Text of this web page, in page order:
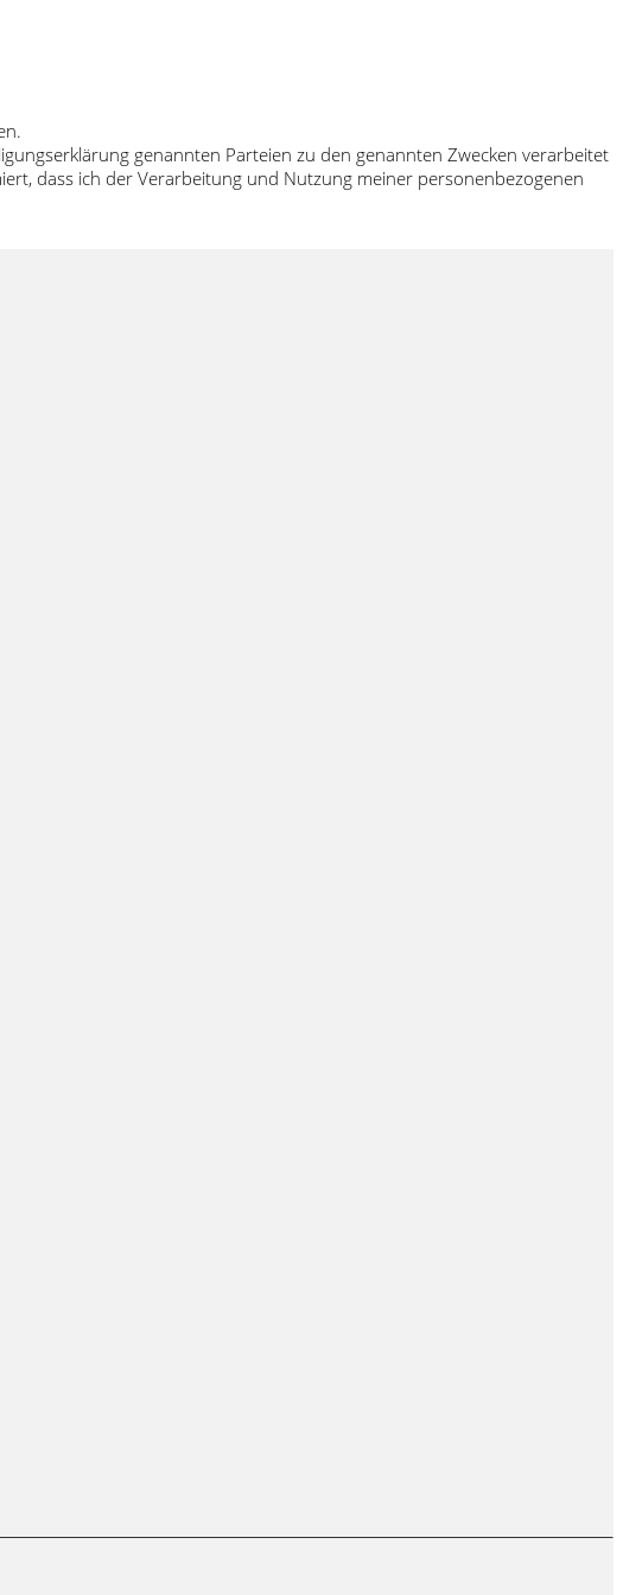
genannten Parteien zu den genannten Zwecken verarbeitet
dass ich der Verarbeitung und Nutzung meiner personenbezogenen